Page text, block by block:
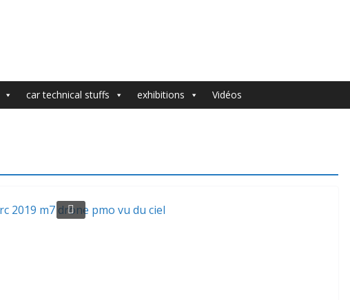
car technical stuffs exhibitions Vidéos